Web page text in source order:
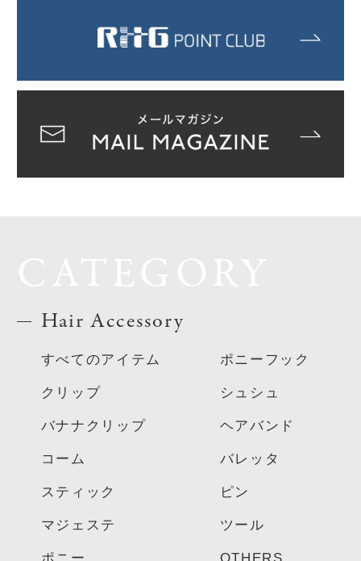
Hair Accessory
すべてのアイテム
クリップ
バナナクリップ
コーム
スティック
マジェステ
ポニーフック
シュシュ
ヘアバンド
バレッタ
ピン
ツール